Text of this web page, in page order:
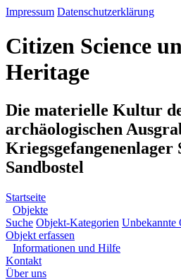
Impressum Datenschutzerklärung
Citizen Science
Heritage
Die materielle Kultur
archäologischen
Kriegsgefangenenlager
Sandbostel
Startseite
Objekte
Suche Objekt-Kategorien Unbekannte
Objekt erfassen
Informationen und Hilfe
Kontakt
Über uns